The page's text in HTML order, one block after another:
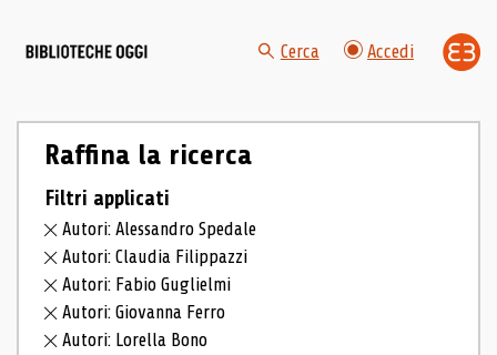
Cerca Accedi
Raffina la ricerca
Filtri applicati
Autori: Alessandro Spedale
Autori: Claudia Filippazzi
Autori: Fabio Guglielmi
Autori: Giovanna Ferro
Autori: Lorella Bono